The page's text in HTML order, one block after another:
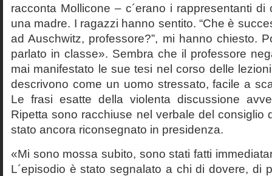
racconta Mollicone – c´erano i rappresentanti
una madre. I ragazzi hanno sentito. “Che è
ad Auschwitz, professore?”, mi hanno chiesto.
parlato in classe». Sembra che il professore
mai manifestato le sue tesi nel corso delle
descrivono come un uomo stressato, facile a
Le frasi esatte della violenta discussione
Ripetta sono racchiuse nel verbale del consiglio
stato ancora riconsegnato in presidenza.
«Mi sono mossa subito, sono stati fatti
L´episodio è stato segnalato a chi di dovere, di